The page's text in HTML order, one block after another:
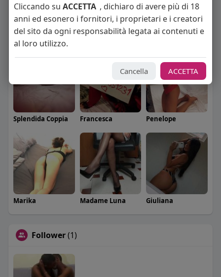
Angelica Cattaneo callmevittoria Elisa Esposito
Splendida Coppia Francesca Penelope
Marika Madame Luna Giuliana
Follower(1)
Cliccando su ACCETTA , dichiaro di avere più di 18
anni ed esonero i fornitori, i proprietari e i creatori
del sito da ogni responsabilità legata ai contenuti e
al loro utilizzo.
Cancella ACCETTA